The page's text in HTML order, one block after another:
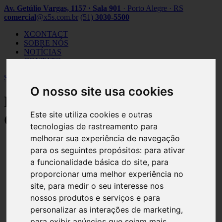
O nosso site usa cookies
Este site utiliza cookies e outras
tecnologias de rastreamento para
melhorar sua experiência de navegação
para os seguintes propósitos: para ativar
a funcionalidade básica do site, para
proporcionar uma melhor experiência no
site, para medir o seu interesse nos
nossos produtos e serviços e para
personalizar as interações de marketing,
Av. Getúlio Vargas, 1157 · Sala 901 · Porto Alegre · RS
comercial@x5s.com.br (51) 3030-5500
XCONTACT
SOBRE NÓS
NOTÍCIAS
CONTATO
SUPORTE
Plataforma de Telefonia e
Contact Center Omnichannel
MESSENGER
DIRECT